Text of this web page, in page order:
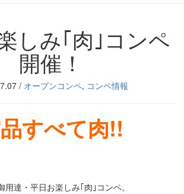
しみ｢肉｣コンペ
開催！
/ オープンコンペ, コンペ情報
すべて肉!!
用達・平日お楽しみ｢肉｣コンペ。